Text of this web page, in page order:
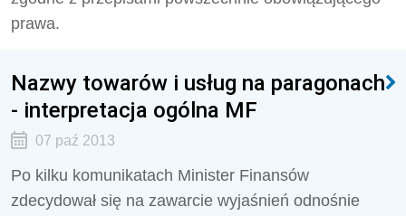
prawa.
Nazwy towarów i usług na paragonach
- interpretacja ogólna MF
07 paź 2013
Po kilku komunikatach Minister Finansów
zdecydował się na zawarcie wyjaśnień odnośnie